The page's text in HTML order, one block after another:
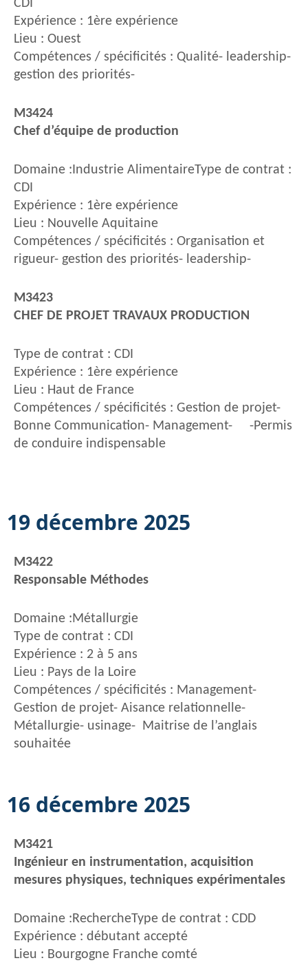
CDI
Expérience : 1ère expérience
Lieu : Ouest
Compétences / spécificités : Qualité- leadership-
gestion des priorités-
M3424
Chef d’équipe de production
Domaine :Industrie AlimentaireType de contrat :
CDI
Expérience : 1ère expérience
Lieu : Nouvelle Aquitaine
Compétences / spécificités : Organisation et
rigueur- gestion des priorités- leadership-
M3423
CHEF DE PROJET TRAVAUX PRODUCTION
Type de contrat : CDI
Expérience : 1ère expérience
Lieu : Haut de France
Compétences / spécificités : Gestion de projet-
Bonne Communication- Management- -Permis
de conduire indispensable
19 décembre 2025
M3422
Responsable Méthodes
Domaine :Métallurgie
Type de contrat : CDI
Expérience : 2 à 5 ans
Lieu : Pays de la Loire
Compétences / spécificités : Management-
Gestion de projet- Aisance relationnelle-
Métallurgie- usinage- Maitrise de l’anglais
souhaitée
16 décembre 2025
M3421
Ingénieur en instrumentation, acquisition
mesures physiques, techniques expérimentales
Domaine :RechercheType de contrat : CDD
Expérience : débutant accepté
Lieu : Bourgogne Franche comté